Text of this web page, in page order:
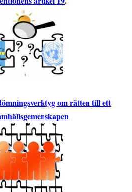
om rätten till ett